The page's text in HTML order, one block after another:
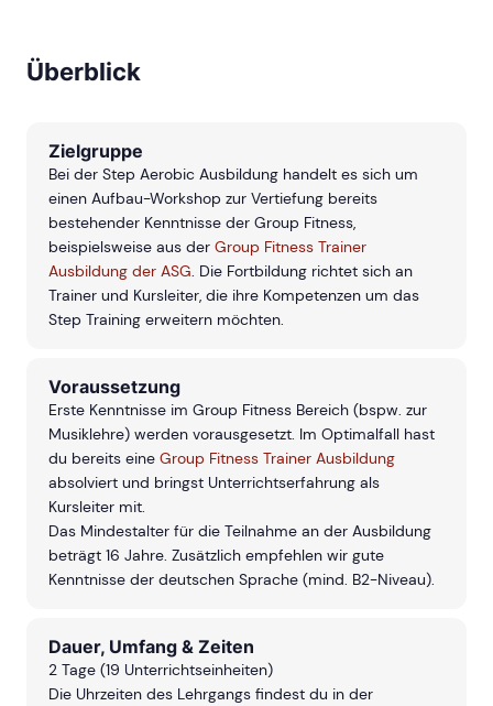
Überblick
Zielgruppe
Bei der Step Aerobic Ausbildung handelt es sich um
einen Aufbau-Workshop zur Vertiefung bereits
bestehender Kenntnisse der Group Fitness,
beispielsweise aus der Group Fitness Trainer
Ausbildung der ASG. Die Fortbildung richtet sich an
Trainer und Kursleiter, die ihre Kompetenzen um das
Step Training erweitern möchten.
Voraussetzung
Erste Kenntnisse im Group Fitness Bereich (bspw. zur
Musiklehre) werden vorausgesetzt. Im Optimalfall hast
du bereits eine Group Fitness Trainer Ausbildung
absolviert und bringst Unterrichtserfahrung als
Kursleiter mit.
Das Mindestalter für die Teilnahme an der Ausbildung
beträgt 16 Jahre. Zusätzlich empfehlen wir gute
Kenntnisse der deutschen Sprache (mind. B2-Niveau).
Dauer, Umfang & Zeiten
2 Tage (19 Unterrichtseinheiten)
Die Uhrzeiten des Lehrgangs findest du in der